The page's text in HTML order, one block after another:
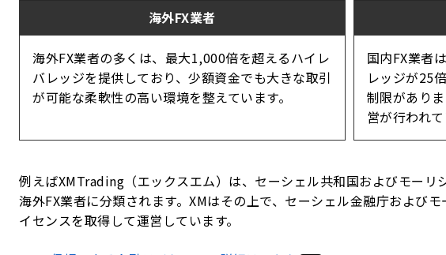
海外FX業者
海外FX業者の多くは、最大1,000倍を超えるハイレ
バレッジを提供しており、少額資金でも大きな取引
が可能な柔軟性の高い環境を整えています。
国内FX業者
レッジが25
制限があり
営が行われて
例えばXMTrading（エックスエム）は、セーシェル共和国およびモーリ
海外FX業者に分類されます。XMはその上で、セーシェル金融庁および
イセンスを取得して運営しています。